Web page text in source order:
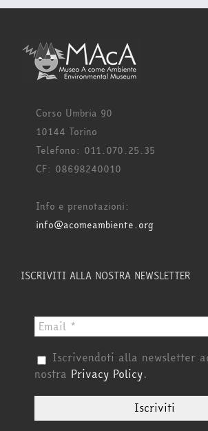
Corso Umbria 90
10144 Torino
Telefono: 011.070.25.35
CF: 08698240010
Info e prenotazioni:
info@acomeambiente.org
ISCRIVITI ALLA NOSTRA NEWSLETTER
Iscrivendoti alla newsletter
nostra Privacy Policy.